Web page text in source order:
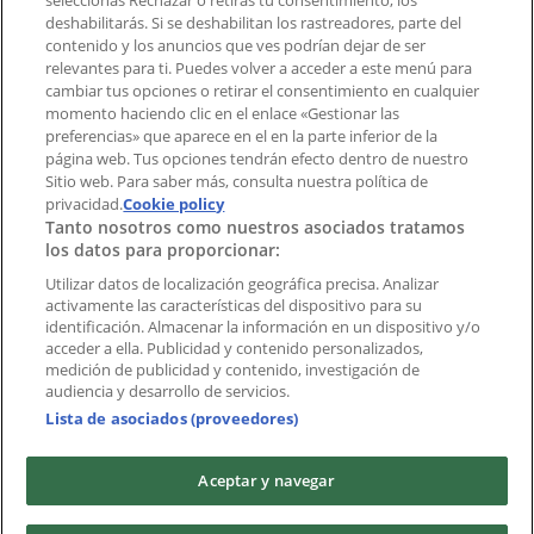
Índices
Marcas
Marcas locales
Negocios
Negocios cercanos
Productos
Productos locales
Ciudades
Descargar la APP Tiendeo
deshabilitarás. Si se deshabilitan los rastreadores, parte del
contenido y los anuncios que ves podrían dejar de ser
relevantes para ti. Puedes volver a acceder a este menú para
cambiar tus opciones o retirar el consentimiento en cualquier
momento haciendo clic en el enlace «Gestionar las
preferencias» que aparece en el en la parte inferior de la
página web. Tus opciones tendrán efecto dentro de nuestro
Sitio web. Para saber más, consulta nuestra política de
privacidad.Cookie policy
Tanto nosotros como nuestros asociados tratamos
los datos para proporcionar:
Utilizar datos de localización geográfica precisa. Analizar
activamente las características del dispositivo para su
identificación. Almacenar la información en un dispositivo y/o
acceder a ella. Publicidad y contenido personalizados,
medición de publicidad y contenido, investigación de
audiencia y desarrollo de servicios.
Lista de asociados (proveedores)
Aceptar y navegar